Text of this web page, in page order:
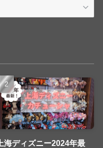
上海ディズニー2024年最